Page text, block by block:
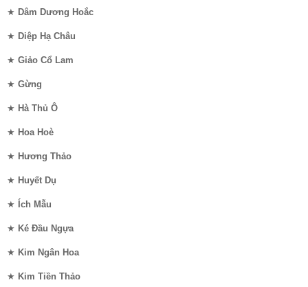
★ Dâm Dương Hoắc
★ Diệp Hạ Châu
★ Giảo Cổ Lam
★ Gừng
★ Hà Thủ Ô
★ Hoa Hoè
★ Hương Thảo
★ Huyết Dụ
★ Ích Mẫu
★ Ké Đầu Ngựa
★ Kim Ngân Hoa
★ Kim Tiền Thảo